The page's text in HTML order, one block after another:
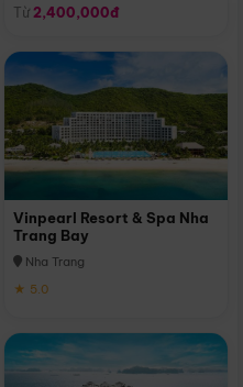
Từ 2,400,000đ
Vinpearl Resort & Spa Nha
Trang Bay
Nha Trang
★ 5.0